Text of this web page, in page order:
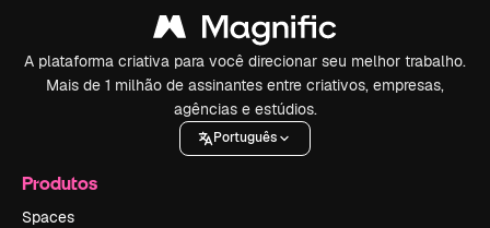
A plataforma criativa para você direcionar seu melhor trabalho.
Mais de 1 milhão de assinantes entre criativos, empresas,
agências e estúdios.
Português
Produtos
Spaces